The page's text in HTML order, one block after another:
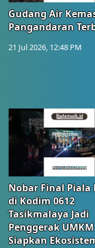
Gudang Air
Pangandaran
21 Jul 2026, 12:48 PM
Nobar Final Piala
di Kodim 0612
Tasikmalaya Jadi
Penggerak
Siapkan